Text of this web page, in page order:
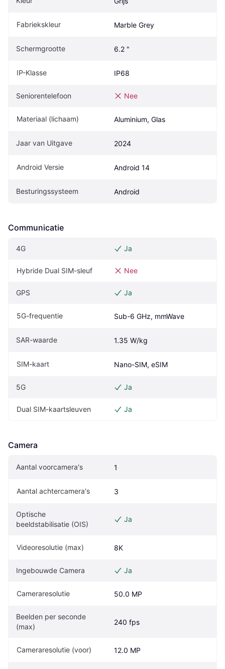
Fabriekskleur Marble Grey
Schermgrootte 6.2 "
IP-Klasse IP68
Seniorentelefoon Nee
Materiaal (lichaam) Aluminium, Glas
Jaar van Uitgave 2024
Android Versie Android 14
Besturingssysteem Android
Communicatie
4G Ja
Hybride Dual SIM-sleuf Nee
GPS Ja
5G-frequentie Sub-6 GHz, mmWave
SAR-waarde 1.35 W/kg
SIM-kaart Nano-SIM, eSIM
5G Ja
Dual SIM-kaartsleuven Ja
Camera
Aantal voorcamera's 1
Aantal achtercamera's 3
Optische
beeldstabilisatie (OIS)
Ja
Videoresolutie (max) 8K
Ingebouwde Camera Ja
Cameraresolutie 50.0 MP
Beelden per seconde
(max)
240 fps
Cameraresolutie (voor) 12.0 MP